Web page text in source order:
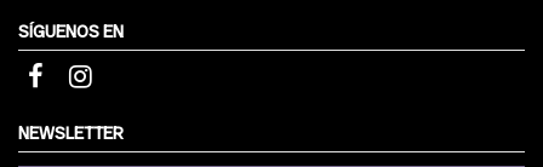
SÍGUENOS EN
NEWSLETTER